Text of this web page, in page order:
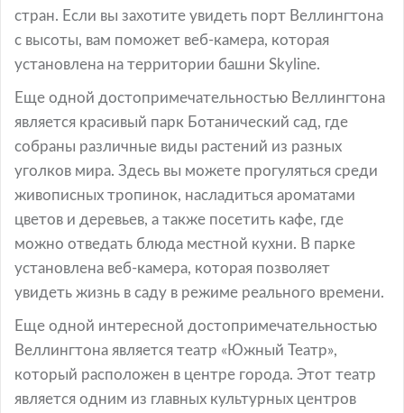
стран. Если вы захотите увидеть порт Веллингтона
с высоты, вам поможет веб-камера, которая
установлена на территории башни Skyline.
Еще одной достопримечательностью Веллингтона
является красивый парк Ботанический сад, где
собраны различные виды растений из разных
уголков мира. Здесь вы можете прогуляться среди
живописных тропинок, насладиться ароматами
цветов и деревьев, а также посетить кафе, где
можно отведать блюда местной кухни. В парке
установлена веб-камера, которая позволяет
увидеть жизнь в саду в режиме реального времени.
Еще одной интересной достопримечательностью
Веллингтона является театр «Южный Театр»,
который расположен в центре города. Этот театр
является одним из главных культурных центров